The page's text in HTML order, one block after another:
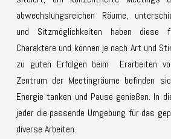
abwechslungsreichen Räume,
und Sitzmöglichkeiten haben diese
Charaktere und können je nach Art und
zu guten Erfolgen beim Erarbeiten
Zentrum der Meetingräume befinden
Energie tanken und Pause genießen. In
jeder die passende Umgebung für das
diverse Arbeiten.